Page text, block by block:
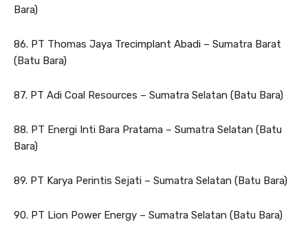
Bara)
86. PT Thomas Jaya Trecimplant Abadi – Sumatra Barat
(Batu Bara)
87. PT Adi Coal Resources – Sumatra Selatan (Batu Bara)
88. PT Energi Inti Bara Pratama – Sumatra Selatan (Batu
Bara)
89. PT Karya Perintis Sejati – Sumatra Selatan (Batu Bara)
90. PT Lion Power Energy – Sumatra Selatan (Batu Bara)